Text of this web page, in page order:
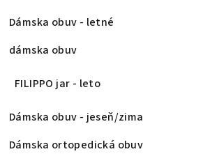
Dámska obuv - letné
dámska obuv
FILIPPO jar - leto
Dámska obuv - jeseň/zima
Dámska ortopedická obuv